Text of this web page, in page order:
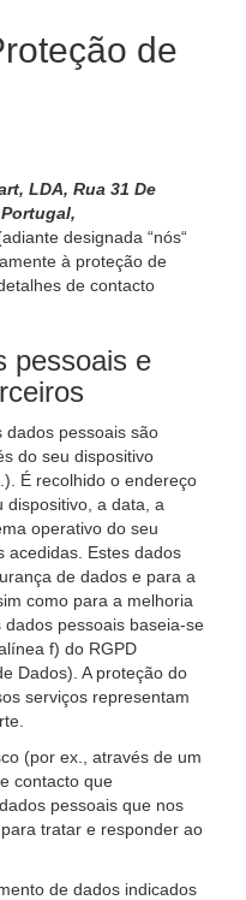
de
LDA, Rua 31 De
designada “nós“
à proteção de
de contacto
pessoais e
dados pessoais são
do seu dispositivo
É recolhido o endereço
dispositivo, a data, a
operativo do seu
acedidas. Estes dados
de dados e para a
como para a melhoria
pessoais baseia-se
f) do RGPD
Dados). A proteção do
serviços representam
(por ex., através de um
contacto que
pessoais que nos
tratar e responder ao
de dados indicados